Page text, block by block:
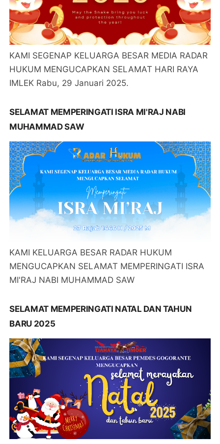
KAMI SEGENAP KELUARGA BESAR MEDIA RADAR
HUKUM MENGUCAPKAN SELAMAT HARI RAYA
IMLEK Rabu, 29 Januari 2025.
SELAMAT MEMPERINGATI ISRA MI'RAJ NABI
MUHAMMAD SAW
KAMI KELUARGA BESAR RADAR HUKUM
MENGUCAPKAN SELAMAT MEMPERINGATI ISRA
MI'RAJ NABI MUHAMMAD SAW
SELAMAT MEMPERINGATI NATAL DAN TAHUN
BARU 2025